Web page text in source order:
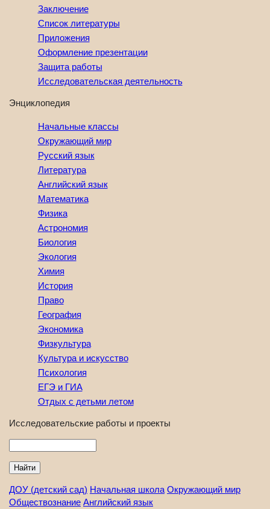
Заключение
Список литературы
Приложения
Оформление презентации
Защита работы
Исследовательская деятельность
Энциклопедия
Начальные классы
Окружающий мир
Русский язык
Литература
Английский язык
Математика
Физика
Астрономия
Биология
Экология
Химия
История
Право
География
Экономика
Физкультура
Культура и искусство
Психология
ЕГЭ и ГИА
Отдых с детьми летом
Исследовательские работы и проекты
ДОУ (детский сад) Начальная школа Окружающий мир
Обществознание Английский язык